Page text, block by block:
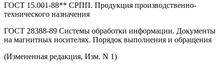
ГОСТ 15.001-88** СРПП. Продукция производственно-
технического назначения
ГОСТ 28388-89 Системы обработки информации. Документы
на магнитных носителях. Порядок выполнения и обращения
(Измененная редакция, Изм. N 1)